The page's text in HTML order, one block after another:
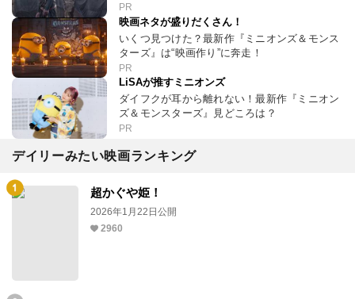
PR
映画ネタが盛りだくさん！
いくつ見つけた？最新作『ミニオンズ＆モンス
ターズ』は“映画作り”に奔走！
PR
LiSAが推すミニオンズ
ダイフクが耳から離れない！最新作『ミニオン
ズ＆モンスターズ』見どころは？
PR
デイリーみたい映画ランキング
超かぐや姫！
2026年1月22日公開
2960